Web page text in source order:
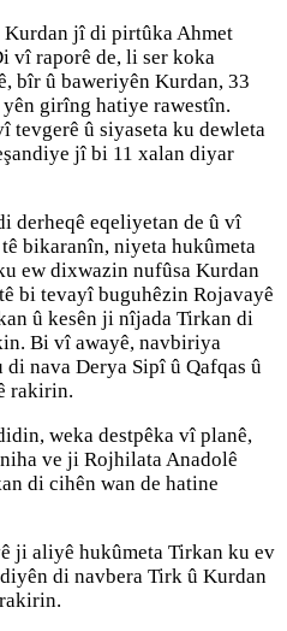
Kurdan jî di pirtûka Ahmet
vî raporê de, li ser koka
bîr û baweriyên Kurdan, 33
girîng hatiye rawestîn.
tevgerê û siyaseta ku dewleta
jî bi 11 xalan diyar
derheqê eqeliyetan de û vî
bikaranîn, niyeta hukûmeta
ew dixwazin nufûsa Kurdan
bi tevayî buguhêzin Rojavayê
û kesên ji nîjada Tirkan di
Bi vî awayê, navbiriya
nava Derya Sipî û Qafqas û
rakirin.
weka destpêka vî planê,
ve ji Rojhilata Anadolê
di cihên wan de hatine
ji aliyê hukûmeta Tirkan ku ev
di navbera Tirk û Kurdan